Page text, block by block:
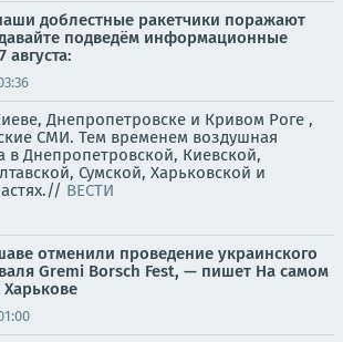
доблестные ракетчики поражают
подведём информационные
августа:
Днепропетровске и Кривом Роге ,
СМИ. Тем временем воздушная
в Днепропетровской, Киевской,
Сумской, Харьковской и
ВЕСТИ
отменили проведение украинского
Gremi Borsch Fest, — пишет На самом
Харькове